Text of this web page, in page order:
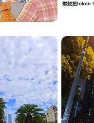
燃烧把token！